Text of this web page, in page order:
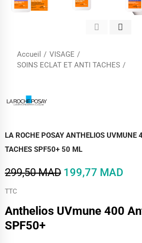
Accueil
VISAGE
SOINS ECLAT ET ANTI TACHES
LA ROCHE POSAY ANTHELIOS UVMUNE
TACHES SPF50+ 50 ML
299,50 MAD 199,77 MAD
TTC
​Anthelios UVmune 400
SPF50+